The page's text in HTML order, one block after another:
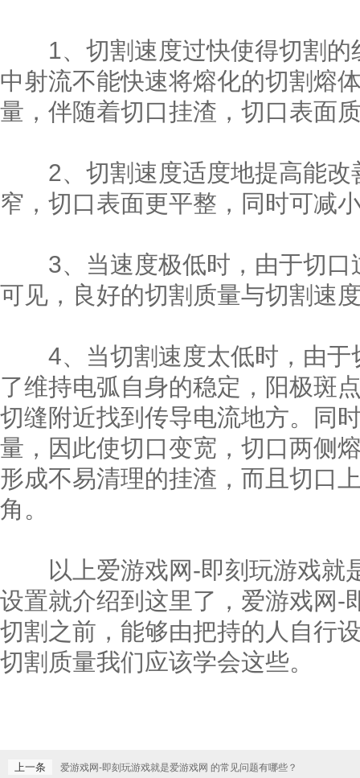
1、切割速度过快使得切割的
中射流不能快速将熔化的切割熔
量，伴随着切口挂渣，切口表面
2、切割速度适度地提高能改
窄，切口表面更平整，同时可减
3、当速度极低时，由于切口
可见，良好的切割质量与切割速
4、当切割速度太低时，由于
了维持电弧自身的稳定，阳极斑
切缝附近找到传导电流地方。同
量，因此使切口变宽，切口两侧
形成不易清理的挂渣，而且切口
角。
以上爱游戏网-即刻玩游戏就
设置就介绍到这里了，爱游戏网-
切割之前，能够由把持的人自行
切割质量我们应该学会这些。
上一条 爱游戏网-即刻玩游戏就是爱游戏网 的常见问题有哪些？